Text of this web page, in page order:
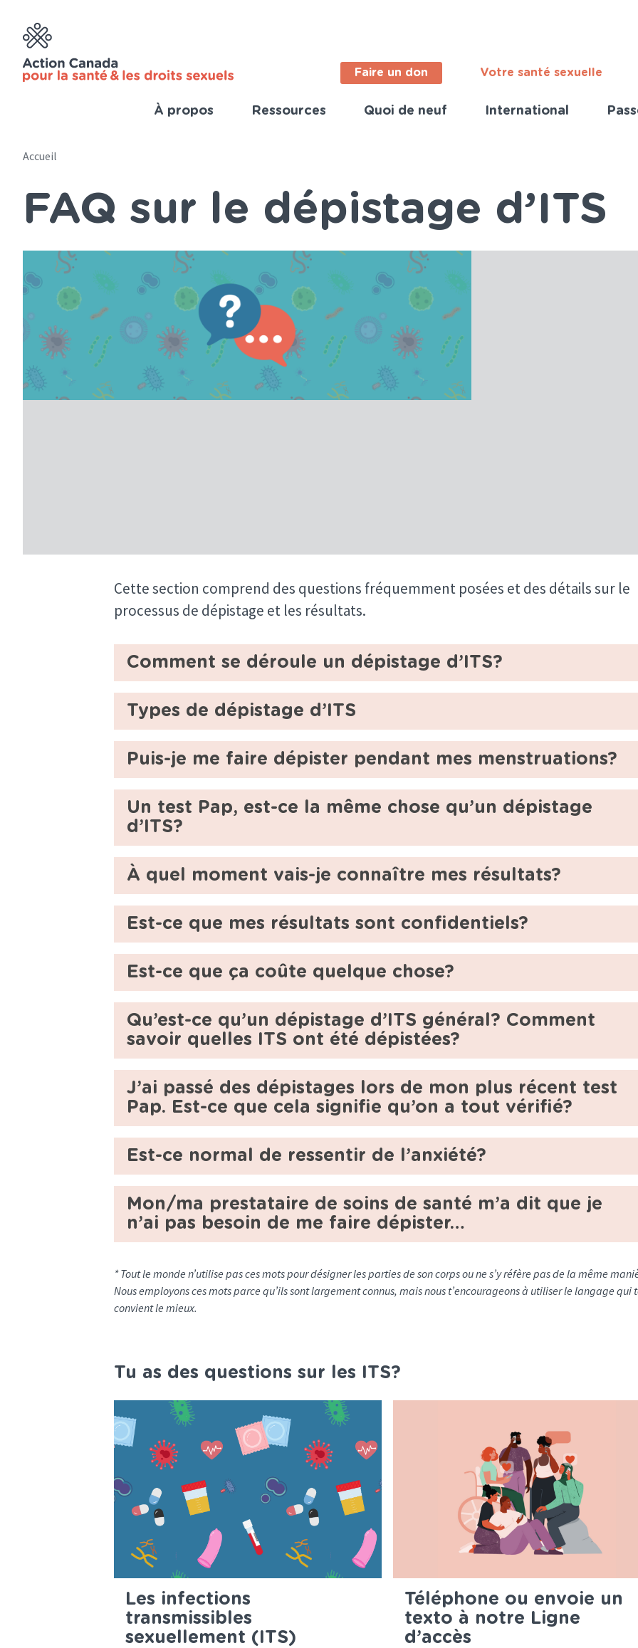
content
(French)
Faire un don Votre santé sexuelle
navigation
À propos Ressources Quoi de neuf International
Breadcrumb
Accueil
FAQ sur le dépistage d’ITS
Cette section comprend des questions fréquemment posées et des détails sur le
processus de dépistage et les résultats.
Comment se déroule un dépistage d’ITS?
Types de dépistage d’ITS
Puis-je me faire dépister pendant mes menstruations?
Un test Pap, est-ce la même chose qu’un dépistage
d’ITS?
À quel moment vais-je connaître mes résultats?
Est-ce que mes résultats sont confidentiels?
Est-ce que ça coûte quelque chose?
Qu’est-ce qu’un dépistage d’ITS général? Comment
savoir quelles ITS ont été dépistées?
J’ai passé des dépistages lors de mon plus récent test
Pap. Est-ce que cela signifie qu’on a tout vérifié?
Est-ce normal de ressentir de l’anxiété?
Mon/ma prestataire de soins de santé m’a dit que je
n’ai pas besoin de me faire dépister…
* Tout le monde n’utilise pas ces mots pour désigner les parties de son corps ou ne s’y réfère pas de la même
Nous employons ces mots parce qu’ils sont largement connus, mais nous t’encourageons à utiliser le langage qui
convient le mieux.
Tu as des questions sur les ITS?
Les infections
transmissibles
sexuellement (ITS)
Téléphone ou envoie un
texto à notre Ligne
d’accès